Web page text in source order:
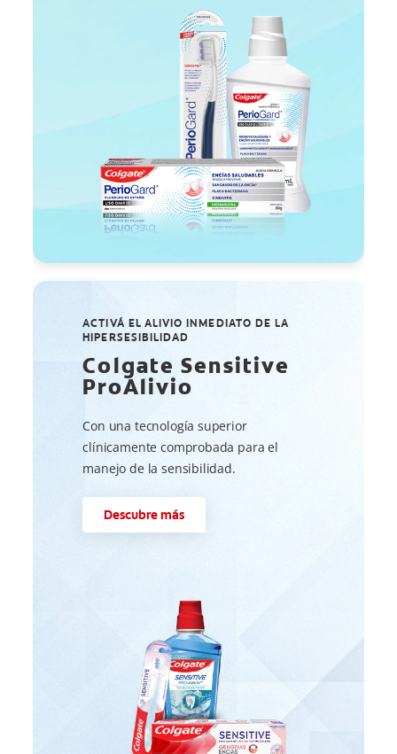
ACTIVÁ EL ALIVIO INMEDIATO DE LA
HIPERSESIBILIDAD
Colgate Sensitive
ProAlivio
Con una tecnología superior
clínicamente comprobada para el
manejo de la sensibilidad.
Descubre más